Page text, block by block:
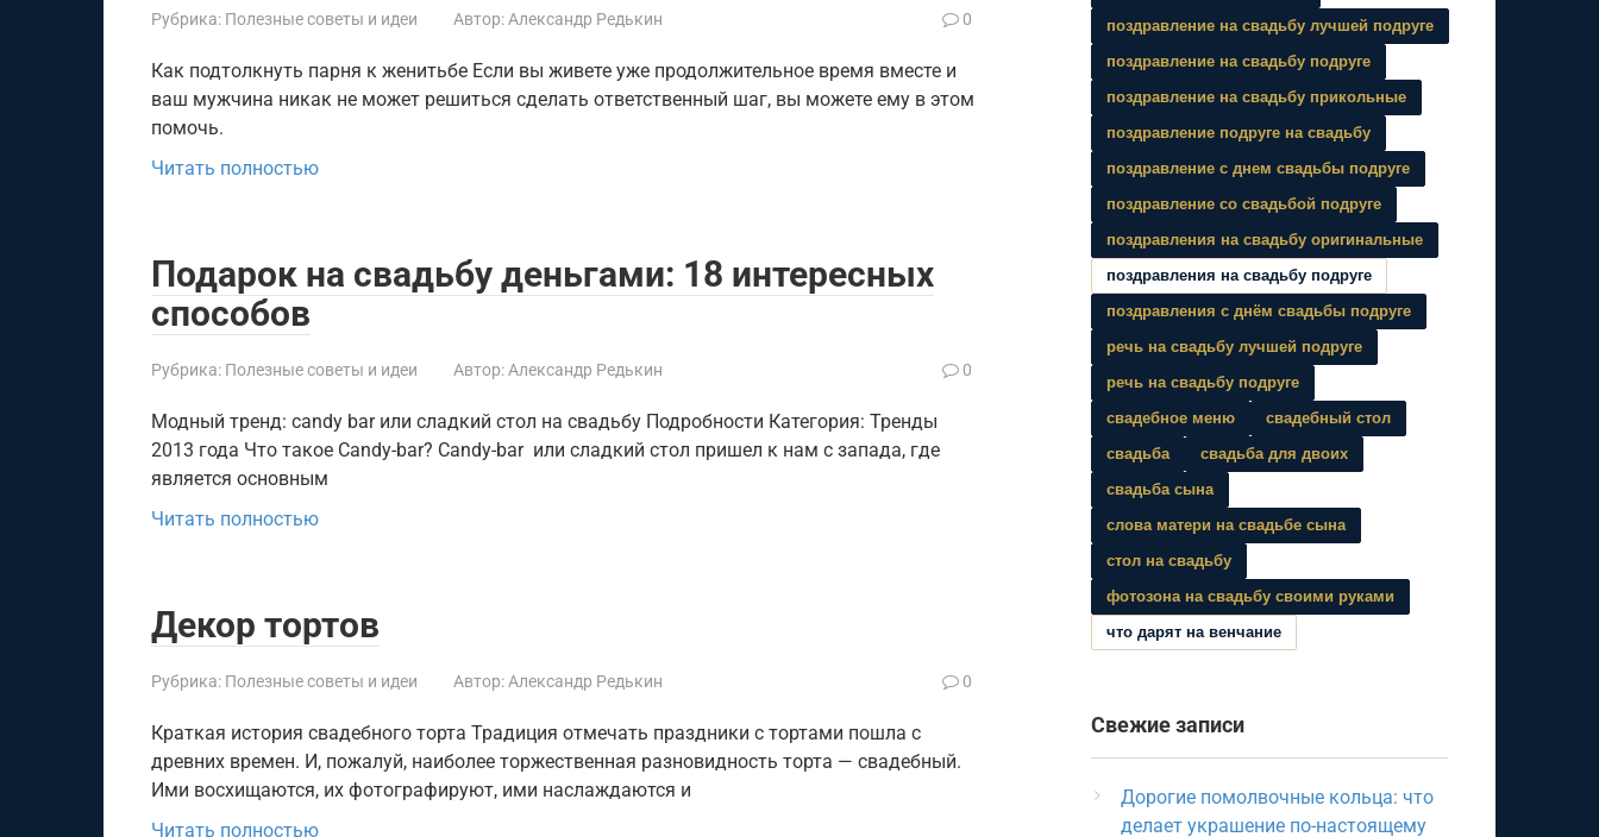
Рубрика: Полезные советы и идеи Автор: Александр Редькин 0
Как подтолкнуть парня к женитьбе Если вы живете уже продолжительное время вместе и
ваш мужчина никак не может решиться сделать ответственный шаг, вы можете ему в этом
помочь.
Читать полностью
Подарок на свадьбу деньгами: 18 интересных
способов
Рубрика: Полезные советы и идеи Автор: Александр Редькин 0
Модный тренд: candy bar или сладкий стол на свадьбу Подробности Категория: Тренды
2013 года Что такое Candy-bar? Candy-bar или сладкий стол пришел к нам с запада, где
является основным
Читать полностью
Декор тортов
Рубрика: Полезные советы и идеи Автор: Александр Редькин 0
Краткая история свадебного торта Традиция отмечать праздники с тортами пошла с
древних времен. И, пожалуй, наиболее торжественная разновидность торта — свадебный.
Ими восхищаются, их фотографируют, ими наслаждаются и
Читать полностью
поздравление на свадьбу лучшей подруге
поздравление на свадьбу подруге
поздравление на свадьбу прикольные
поздравление подруге на свадьбу
поздравление с днем свадьбы подруге
поздравление со свадьбой подруге
поздравления на свадьбу оригинальные
поздравления на свадьбу подруге
поздравления с днём свадьбы подруге
речь на свадьбу лучшей подруге
речь на свадьбу подруге
свадебное меню
свадебный стол
свадьба
свадьба для двоих
свадьба сына
слова матери на свадьбе сына
стол на свадьбу
фотозона на свадьбу своими руками
что дарят на венчание
Свежие записи
Дорогие помолвочные кольца: что
делает украшение по-настоящему